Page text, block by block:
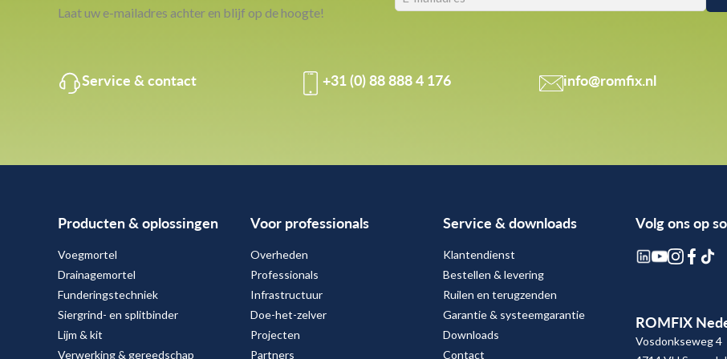
Laat uw e-mailadres achter en blijf op de hoogte!
Service & contact +31 (0) 88 888 4 176 info@romfix.nl
Producten & oplossingen
Voegmortel
Drainagemortel
Funderingstechniek
Siergrind- en splitbinder
Lijm & kit
Verwerking & gereedschap
Voor professionals
Overheden
Professionals
Infrastructuur
Doe-het-zelver
Projecten
Partners
Service & downloads
Klantendienst
Bestellen & levering
Ruilen en terugzenden
Garantie & systeemgarantie
Downloads
Contact
Volg ons op
ROMFIX
Vosdonkseweg 4